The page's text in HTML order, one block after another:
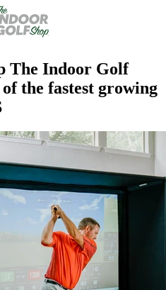
The Indoor Golf
the fastest growing